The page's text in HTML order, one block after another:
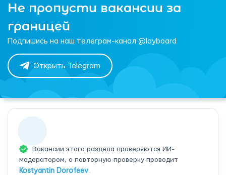
Не пропусти вакансии за
границей
Подпишись на наш телеграм-канал @layboard
Открыть Telegram
Вакансии этого раздела проверяются ИИ-
модератором, а повторную проверку проводит
Kostyantin Dorofeev.